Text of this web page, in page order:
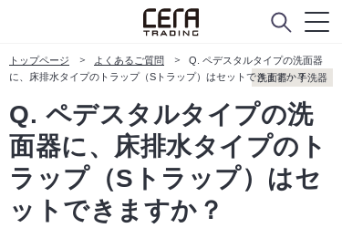
トップページ よくあるご質問
Q. ペデスタルタイプの洗面器
に、床排水タイプのトラップ（Sトラップ）はセットできますか？
洗面器・手洗器
Q. ペデスタルタイプの洗
面器に、床排水タイプのト
ラップ（Sトラップ）はセ
ットできますか？